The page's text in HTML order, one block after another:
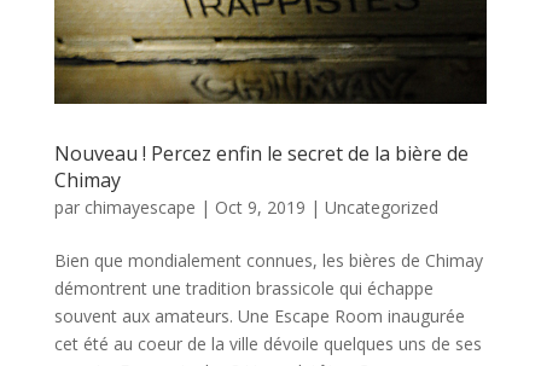
Nouveau ! Percez enfin le secret de la bière de
Chimay
par chimayescape | Oct 9, 2019 | Uncategorized
Bien que mondialement connues, les bières de Chimay
démontrent une tradition brassicole qui échappe
souvent aux amateurs. Une Escape Room inaugurée
cet été au coeur de la ville dévoile quelques uns de ses